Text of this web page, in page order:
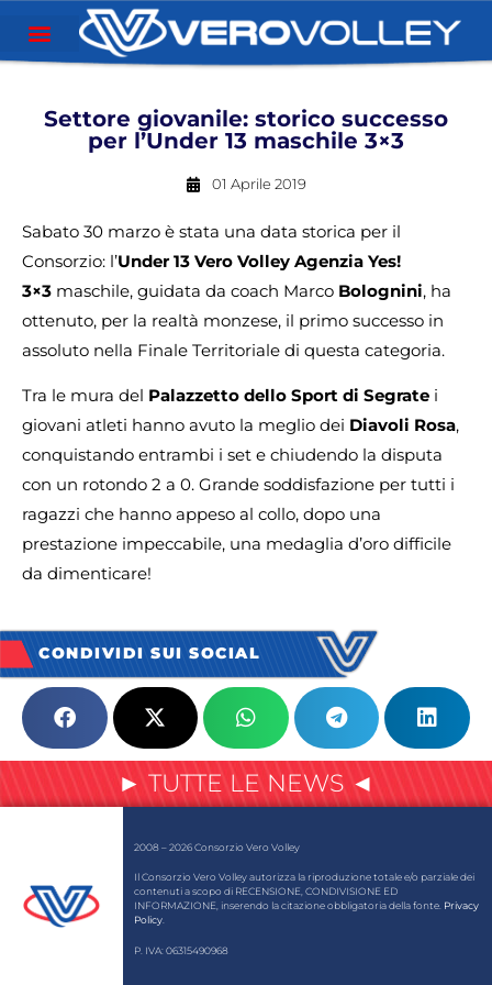
Settore giovanile: storico successo
per l’Under 13 maschile 3×3
01 Aprile 2019
Sabato 30 marzo è stata una data storica per il
Consorzio: l’Under 13 Vero Volley Agenzia Yes!
3×3 maschile, guidata da coach Marco Bolognini, ha
ottenuto, per la realtà monzese, il primo successo in
assoluto nella Finale Territoriale di questa categoria.
Tra le mura del Palazzetto dello Sport di Segrate i
giovani atleti hanno avuto la meglio dei Diavoli Rosa,
conquistando entrambi i set e chiudendo la disputa
con un rotondo 2 a 0. Grande soddisfazione per tutti i
ragazzi che hanno appeso al collo, dopo una
prestazione impeccabile, una medaglia d’oro difficile
da dimenticare!
CONDIVIDI SUI SOCIAL
► TUTTE LE NEWS ◄
2008 – 2026 Consorzio Vero Volley
Il Consorzio Vero Volley autorizza la riproduzione totale e/o parziale dei
contenuti a scopo di RECENSIONE, CONDIVISIONE ED
INFORMAZIONE, inserendo la citazione obbligatoria della fonte. Privacy
Policy
P. IVA: 06315490968